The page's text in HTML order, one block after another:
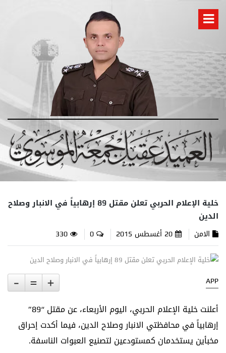
خلية الإعلام الحربي تعلن مقتل 89 إرهابياً في الانبار وصلاح
الدين
الامن
APP
+
=
-
أعلنت خلية الإعلام الحربي، اليوم الأربعاء، عن مقتل “89”
إرهابياً في محافظتي الانبار وصلاح الدين، فيما أكدت إحراق
مخبأين يستخدمان كمستودعين لتصنيع العبوات الناسفة.